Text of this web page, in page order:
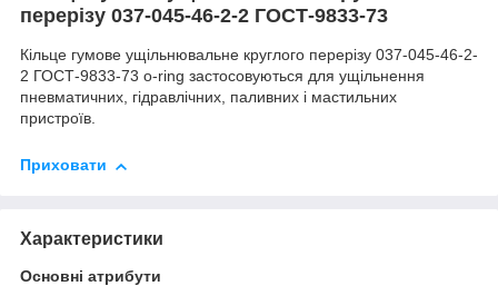
перерізу 037-045-46-2-2 ГОСТ-9833-73
Кільце гумове ущільнювальне круглого перерізу 037-045-46-2-
2 ГОСТ-9833-73 o-ring застосовуються для ущільнення
пневматичних, гідравлічних, паливних і мастильних
пристроїв.
Приховати
Характеристики
Основні атрибути